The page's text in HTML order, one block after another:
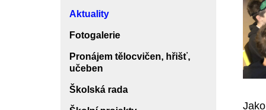
Aktuality
Fotogalerie
Pronájem tělocvičen, hřišť,
učeben
Školská rada